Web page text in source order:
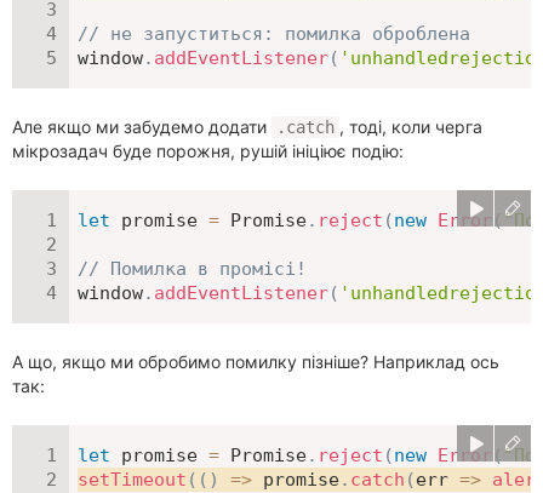
// не запуститься: помилка оброблена
window. addEventListener(
Але якщо ми забудемо додати .catch , тоді, коли черга
мікрозадач буде порожня, рушій ініціює подію:
let promise = Promise. reject (new Error (
// Помилка в промісі!
window. addEventListener(
А що, якщо ми обробимо помилку пізніше? Наприклад ось
так:
let promise = Promise. reject (new Error (
setTimeout ( ( ) => promise. catch (err =>